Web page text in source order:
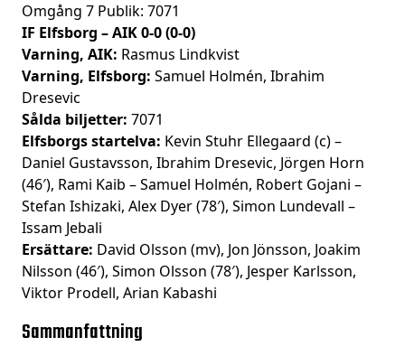
Omgång 7 Publik: 7071
IF Elfsborg – AIK 0-0 (0-0)
Varning, AIK: Rasmus Lindkvist
Varning, Elfsborg: Samuel Holmén, Ibrahim
Dresevic
Sålda biljetter: 7071
Elfsborgs startelva: Kevin Stuhr Ellegaard (c) –
Daniel Gustavsson, Ibrahim Dresevic, Jörgen Horn
(46′), Rami Kaib – Samuel Holmén, Robert Gojani –
Stefan Ishizaki, Alex Dyer (78′), Simon Lundevall –
Issam Jebali
Ersättare: David Olsson (mv), Jon Jönsson, Joakim
Nilsson (46′), Simon Olsson (78′), Jesper Karlsson,
Viktor Prodell, Arian Kabashi
Sammanfattning